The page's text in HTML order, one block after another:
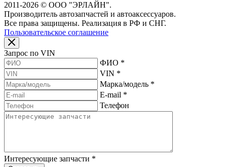
2011-2026 © ООО "ЭРЛАЙН".
Производитель автозапчастей и автоаксессуаров.
Все права защищены. Реализация в РФ и СНГ.
Пользовательское соглашение
Запрос по VIN
ФИО *
VIN *
Марка/модель *
E-mail *
Телефон
Интересующие запчасти *